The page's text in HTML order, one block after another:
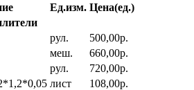
Ед.изм. Цена(ед.)
рул.
500,00р.
меш.
660,00р.
рул.
720,00р.
лист
108,00р.